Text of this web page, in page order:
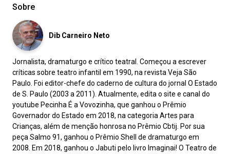
Sobre
Dib Carneiro Neto
Jornalista, dramaturgo e crítico teatral. Começou a escrever
críticas sobre teatro infantil em 1990, na revista Veja São
Paulo. Foi editor-chefe do caderno de cultura do jornal O Estado
de S. Paulo (2003 a 2011). Atualmente, edita o site e canal do
youtube Pecinha É a Vovozinha, que ganhou o Prêmio
Governador do Estado em 2018, na categoria Artes para
Crianças, além de menção honrosa no Prêmio Cbtij. Por sua
peça Salmo 91, ganhou o Prêmio Shell de dramaturgo em
2008. Em 2018, ganhou o Jabuti pelo livro Imaginai! O Teatro de